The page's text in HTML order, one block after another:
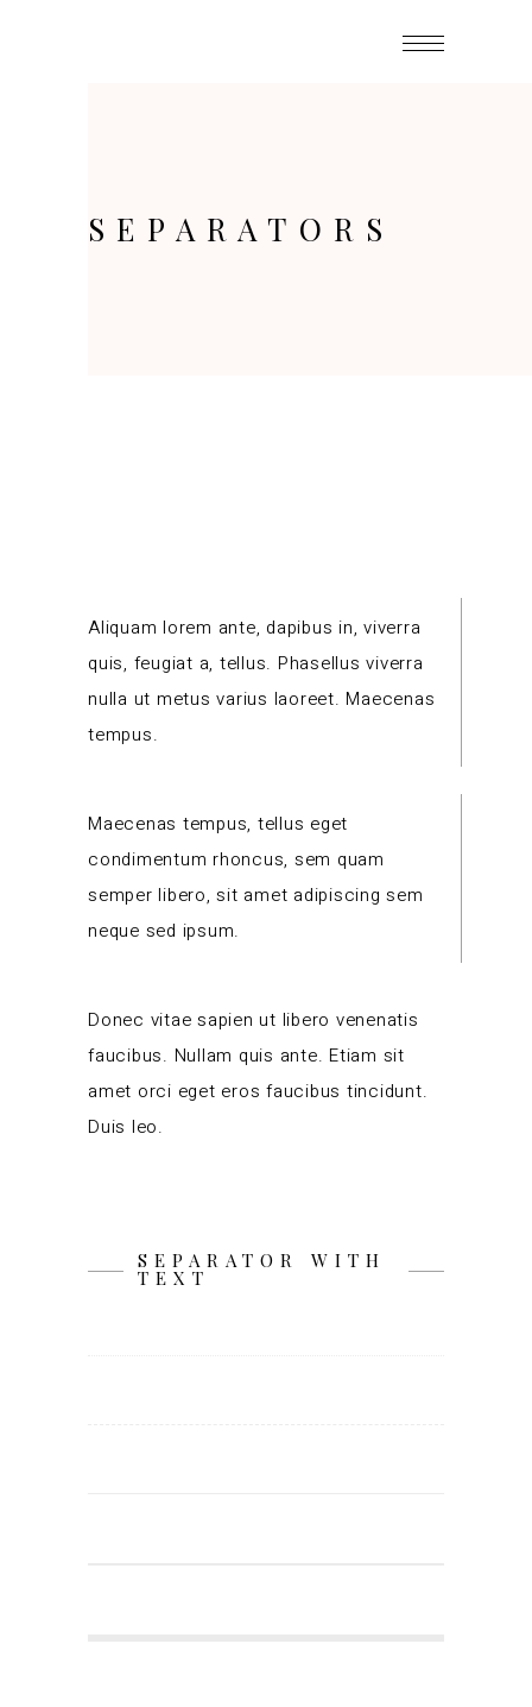
SEPARATORS
Aliquam lorem ante, dapibus in, viverra
quis, feugiat a, tellus. Phasellus viverra
nulla ut metus varius laoreet. Maecenas
tempus.
Maecenas tempus, tellus eget
condimentum rhoncus, sem quam
semper libero, sit amet adipiscing sem
neque sed ipsum.
Donec vitae sapien ut libero venenatis
faucibus. Nullam quis ante. Etiam sit
amet orci eget eros faucibus tincidunt.
Duis leo.
SEPARATOR WITH
TEXT